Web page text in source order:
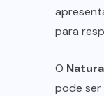
para
O
pode ser